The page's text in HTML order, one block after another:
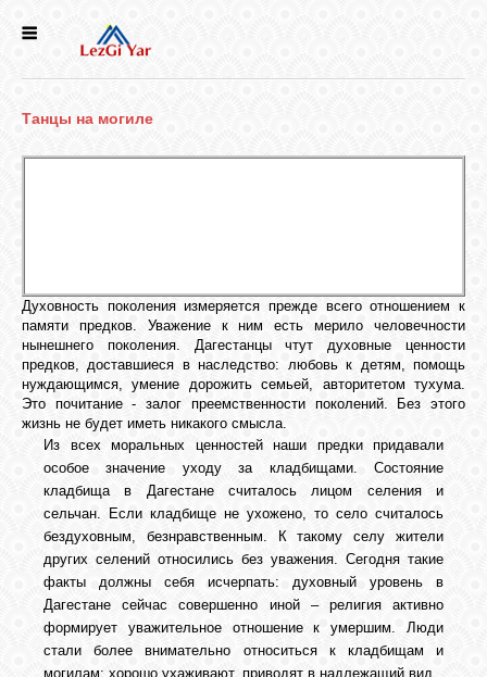
СЕЛА
ГОЛОС
ЛЕЗГИН
НАРОДЫ
БИБЛИОТЕКА
ФОРУМ
ГОСТЕВАЯ
Танцы на могиле
Духовность поколения измеряется прежде всего отношением к
памяти предков. Уважение к ним есть мерило человечности
нынешнего поколения. Дагестанцы чтут духовные ценности
предков, доставшиеся в наследство: любовь к детям, помощь
нуждающимся, умение дорожить семьей, авторитетом тухума.
Это почитание - залог преемственности поколений. Без этого
жизнь не будет иметь никакого смысла.
Из всех моральных ценностей наши предки придавали
особое значение уходу за кладбищами. Состояние
кладбища в Дагестане считалось лицом селения и
сельчан. Если кладбище не ухожено, то село считалось
бездуховным, безнравственным. К такому селу жители
других селений относились без уважения. Сегодня такие
факты должны себя исчерпать: духовный уровень в
Дагестане сейчас совершенно иной – религия активно
формирует уважительное отношение к умершим. Люди
стали более внимательно относиться к кладбищам и
могилам: хорошо ухаживают, приводят в надлежащий вид.